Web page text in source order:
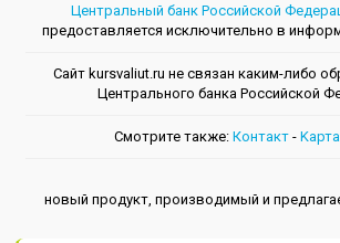
Центральный банк Российской
предоставляется исключительно в
Сайт kursvaliut.ru не связан каким-либо
Центрального банкa Российской
Смотрите также: Контакт -
новый продукт, производимый и